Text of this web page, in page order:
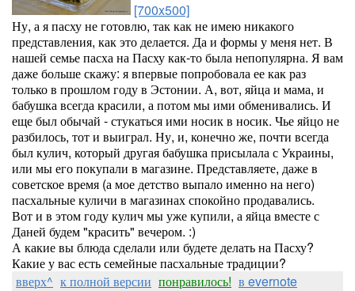
[700x500]
Ну, а я пасху не готовлю, так как не имею никакого
представления, как это делается. Да и формы у меня нет. В
нашей семье пасха на Пасху как-то была непопулярна. Я вам
даже больше скажу: я впервые попробовала ее как раз
только в прошлом году в Эстонии. А, вот, яйца и мама, и
бабушка всегда красили, а потом мы ими обменивались. И
еще был обычай - стукаться ими носик в носик. Чье яйцо не
разбилось, тот и выиграл. Ну, и, конечно же, почти всегда
был кулич, который другая бабушка присылала с Украины,
или мы его покупали в магазине. Представляете, даже в
советское время (а мое детство выпало именно на него)
пасхальные куличи в магазинах спокойно продавались.
Вот и в этом году кулич мы уже купили, а яйца вместе с
Даней будем "красить" вечером. :)
А какие вы блюда сделали или будете делать на Пасху?
Какие у вас есть семейные пасхальные традиции?
вверх^ к полной версии понравилось! в evernote